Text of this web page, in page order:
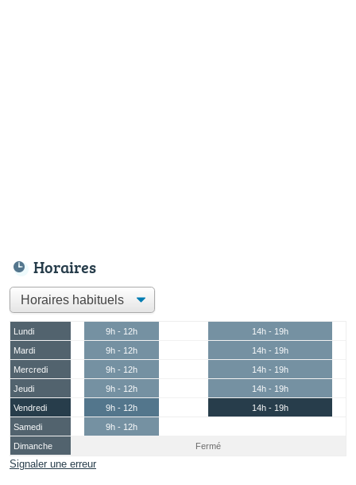
Horaires
Lundi 9h - 12h
14h - 19h
Mardi
9h - 12h
14h - 19h
Mercredi
9h - 12h
14h - 19h
Jeudi
9h - 12h
14h - 19h
Vendredi
9h - 12h
14h - 19h
Samedi
9h - 12h
Dimanche
Fermé
Signaler une erreur